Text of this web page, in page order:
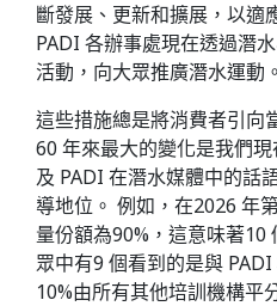
斷發展、更新和擴展，以適
PADI 各辦事處現在透過潛
活動，向大眾推廣潛水運動。
這些措施總是將消費者引向
60 年來最大的變化是我們
及 PADI 在潛水媒體中的話
導地位。 例如，在2026 年
量份額為90%，這意味著10
眾中有9 個看到的是與
10%由所有其他培訓機構平